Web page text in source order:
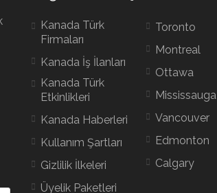
Kanada Türk
Firmaları
Kanada İş İlanları
Kanada Türk
Etkinlikleri
Kanada Haberleri
Kullanım Şartları
Gizlilik İlkeleri
Üyelik Paketleri
Toronto
Montreal
Ottawa
Mississauga
Vancouver
Edmonton
Calgary